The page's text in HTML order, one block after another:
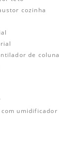
cozinha
de coluna
umidificador